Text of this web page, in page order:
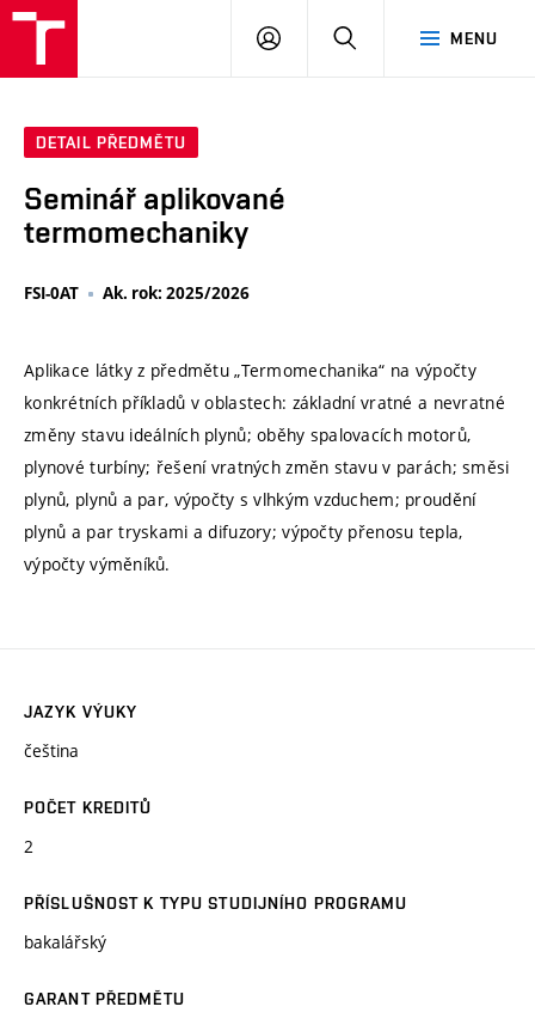
MENU
PŘIHLÁSIT
DETAIL PŘEDMĚTU
Seminář aplikované
termomechaniky
FSI-0AT Ak. rok: 2025/2026
Aplikace látky z předmětu „Termomechanika“ na výpočty
konkrétních příkladů v oblastech: základní vratné a nevratné
změny stavu ideálních plynů; oběhy spalovacích motorů,
plynové turbíny; řešení vratných změn stavu v parách; směsi
plynů, plynů a par, výpočty s vlhkým vzduchem; proudění
plynů a par tryskami a difuzory; výpočty přenosu tepla,
výpočty výměníků.
JAZYK VÝUKY
čeština
POČET KREDITŮ
2
PŘÍSLUŠNOST K TYPU STUDIJNÍHO PROGRAMU
bakalářský
GARANT PŘEDMĚTU